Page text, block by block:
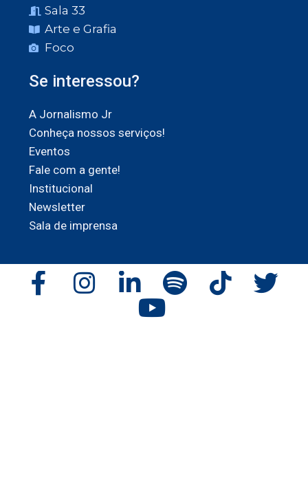
Sala 33
Arte e Grafia
Foco
Se interessou?
A Jornalismo Jr
Conheça nossos serviços!
Eventos
Fale com a gente!
Institucional
Newsletter
Sala de imprensa